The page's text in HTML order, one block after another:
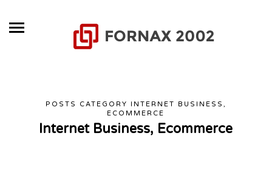
POSTS CATEGORY INTERNET BUSINESS,
ECOMMERCE
Internet Business, Ecommerce